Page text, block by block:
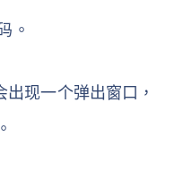
。
现一个弹出窗口，